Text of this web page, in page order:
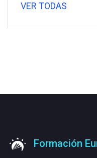
VER TODAS
Formación